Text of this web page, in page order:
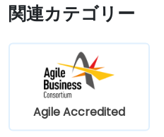
関連カテゴリー
Agile Accredited